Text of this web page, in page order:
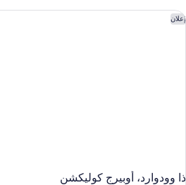
إعلان
ذا وودوارد، أوبيرج كوليكشن
ذا وودوارد، أوبيرج كوليكشن